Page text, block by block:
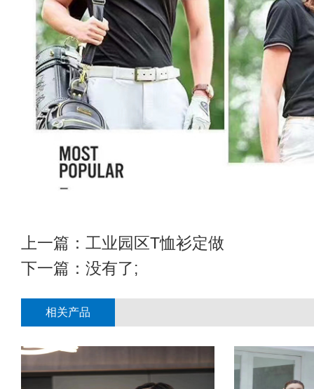
上一篇： 工业园区T恤衫定做
下一篇：没有了;
相关产品